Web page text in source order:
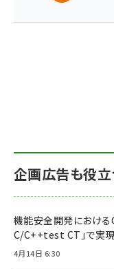
企画広告も役立
機能安全開発におけ
C/C++test CT」で実
4月14日 6:30